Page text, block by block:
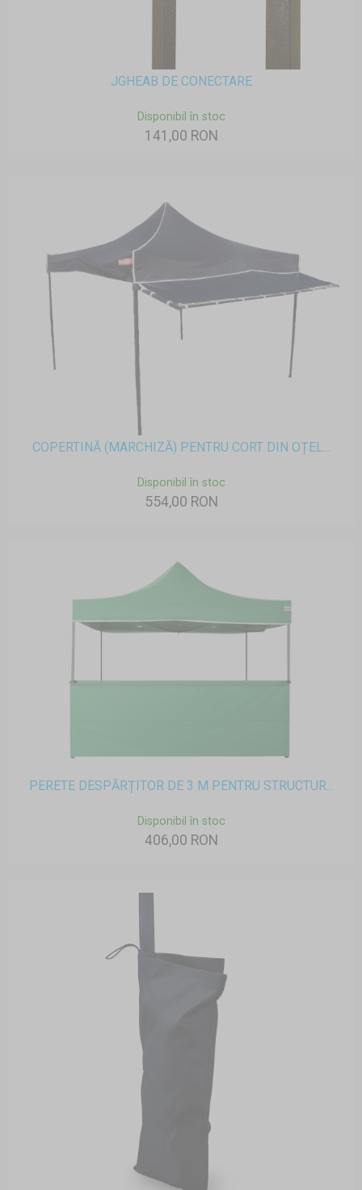
JGHEAB DE CONECTARE
Disponibil în stoc
141,00 RON
COPERTINĂ (MARCHIZĂ) PENTRU CORT DIN OȚEL...
Disponibil în stoc
554,00 RON
PERETE DESPĂRȚITOR DE 3 M PENTRU STRUCTUR...
Disponibil în stoc
406,00 RON